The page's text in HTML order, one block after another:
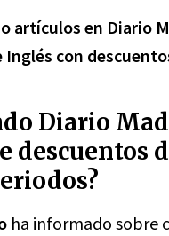
artículos en Diario
con
Diario
descuentos
ha informado sobre